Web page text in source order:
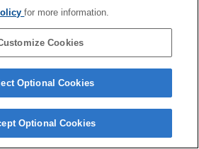
Copyright 2026 Sony Corporation
for more information.
Cookies
Optional Cookies
Optional Cookies